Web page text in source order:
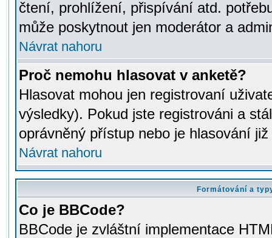
čtení, prohlížení, přispívání atd.
může poskytnout jen moderátor a
Návrat nahoru
Proč nemohu hlasovat v anketě?
Hlasovat mohou jen registrovaní
výsledky). Pokud jste registrováni a
oprávněný přístup nebo je hlasování
Návrat nahoru
Formátování a
Co je BBCode?
BBCode je zvláštní implementace